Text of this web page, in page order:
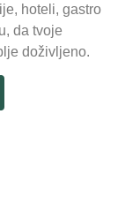
hoteli, gastro
da tvoje
doživljeno.